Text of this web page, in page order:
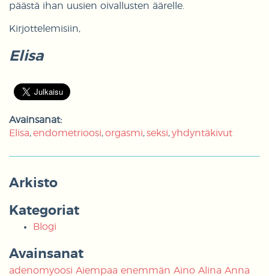
päästä ihan uusien oivallusten äärelle.
Kirjottelemisiin,
Elisa
Avainsanat:
Elisa endometrioosi orgasmi seksi yhdyntäkivut
Arkisto
Kategoriat
Blogi
Avainsanat
adenomyoosi Aiempaa enemmän Aino Alina Anna